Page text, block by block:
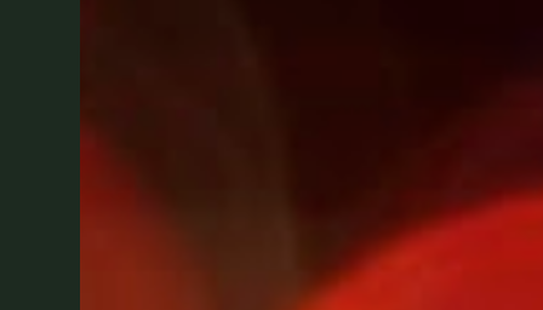
dan Mr. Hyde berada di dalam raga